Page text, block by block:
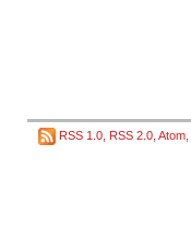
RSS 1.0 RSS 2.0 Atom